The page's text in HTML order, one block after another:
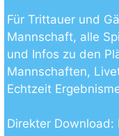
Für Trittauer und
Mannschaft, alle
und Infos zu den
Mannschaften,
Echtzeit
Direkter Download: